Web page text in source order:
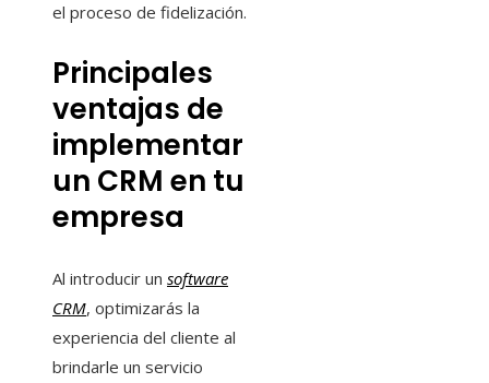
el proceso de fidelización.
Principales
ventajas de
implementar
un CRM en tu
empresa
Al introducir un software
CRM, optimizarás la
experiencia del cliente al
brindarle un servicio